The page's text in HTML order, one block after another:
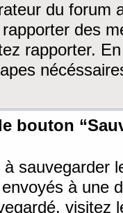
du forum
des
rapporter.
bouton
à sauvegarder
à une
visitez